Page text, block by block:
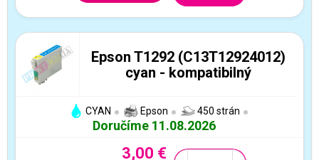
Epson T1292 (C13T12924012)
cyan - kompatibilný
CYAN Epson 450 strán
Doručíme 11.08.2026
3,00 €